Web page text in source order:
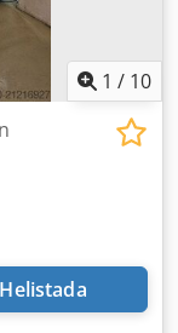
1 / 10
Helistada